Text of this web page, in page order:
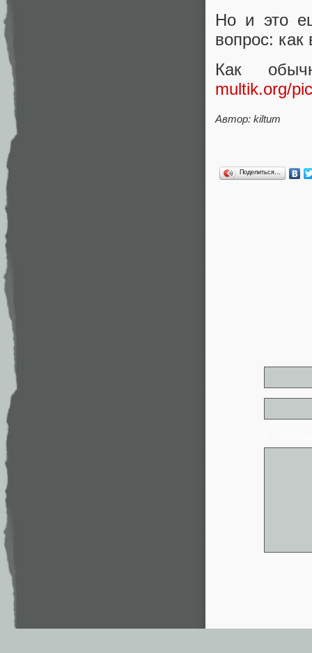
Но и это
вопрос: как
Как
multik.org/
Автор: kiltum
Поделиться…